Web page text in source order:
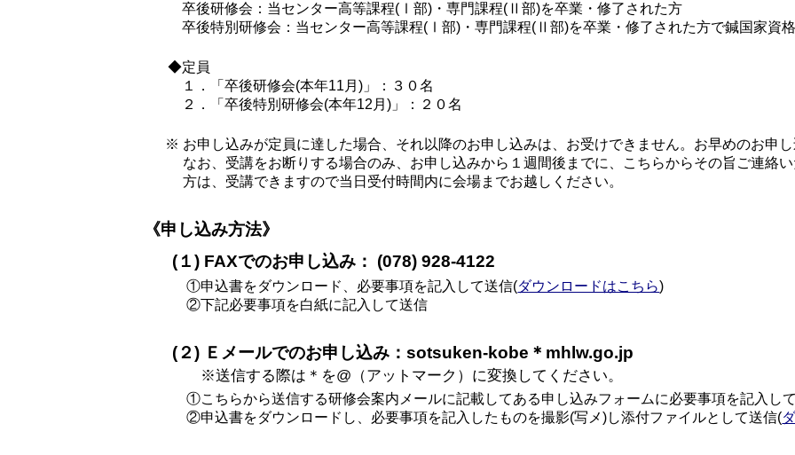
卒後研修会：当センター高等課程(Ⅰ部)・専門課程(Ⅱ部)を卒業・修了された方
卒後特別研修会：当センター高等課程(Ⅰ部)・専門課程(Ⅱ部)を卒業・修了された方で鍼国家資
◆定員
１．「卒後研修会(本年11月)」：３０名
２．「卒後特別研修会(本年12月)」：２０名
※ お申し込みが定員に達した場合、それ以降のお申し込みは、お受けできません。お早めのお申し
なお、受講をお断りする場合のみ、お申し込みから１週間後までに、こちらからその旨ご連絡
方は、受講できますので当日受付時間内に会場までお越しください。
《申し込み方法》
(１) FAXでのお申し込み： (078) 928-4122
①申込書をダウンロード、必要事項を記入して送信(ダウンロードはこちら)
②下記必要事項を白紙に記入して送信
(２) Ｅメールでのお申し込み：sotsuken-kobe＊mhlw.go.jp
※送信する際は＊を@（アットマーク）に変換してください。
①こちらから送信する研修会案内メールに記載してある申し込みフォームに必要事項を記入し
②申込書をダウンロードし、必要事項を記入したものを撮影(写メ)し添付ファイルとして送信(